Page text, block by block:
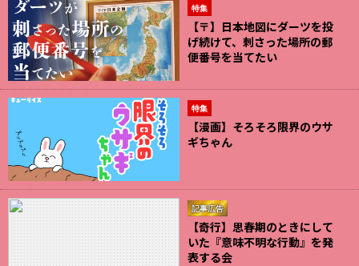
特集
【〒】日本地図にダーツを投
げ続けて、刺さった場所の郵
便番号を当てたい
特集
【漫画】そろそろ限界のウサ
ギちゃん
記事広告
【奇行】思春期のときにして
いた『意味不明な行動』を発
表する会